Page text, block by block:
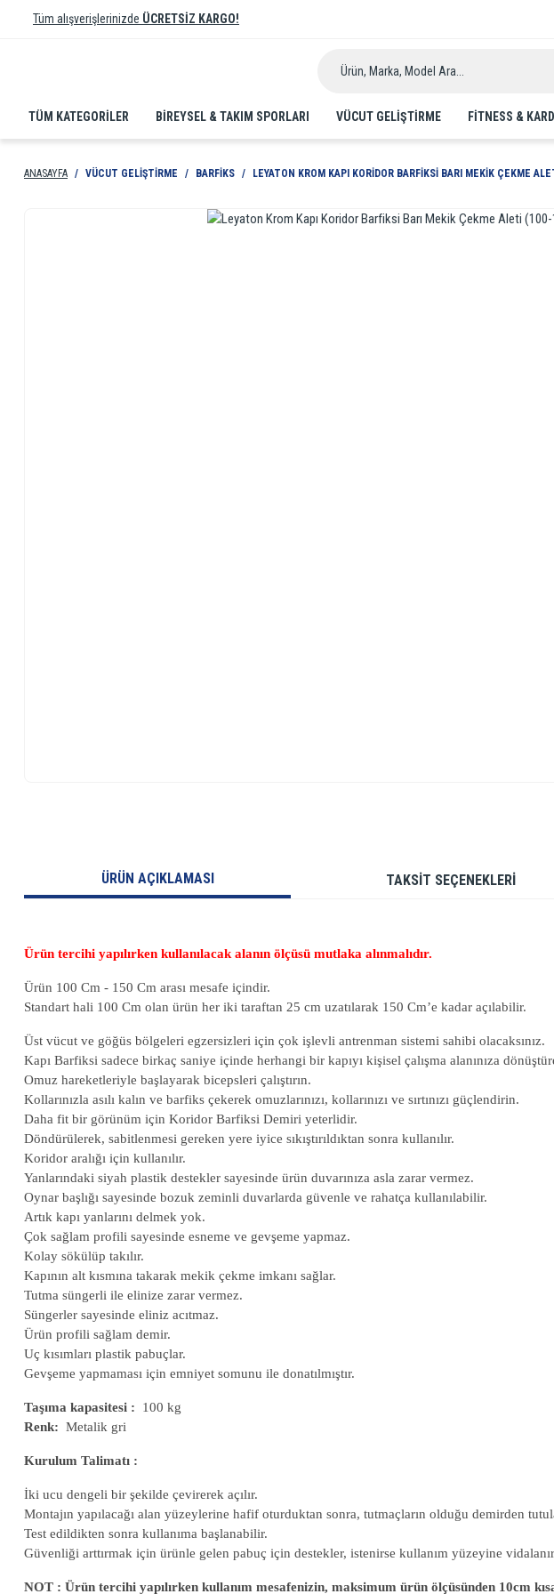
Tüm alışverişlerinizde ÜCRETSİZ KARGO!
TÜM KATEGORİLER BIREYSEL & TAKIM SPORLARI VÜCUT GELIŞTIRME FITNESS &
ANASAYFA VÜCUT GELIŞTIRME BARFIKS LEYATON KROM KAPI KORIDOR BARFIKSI BARI MEKIK ÇEKME
ÜRÜN AÇIKLAMASI TAKSİT SEÇENEKLERİ
Ürün tercihi yapılırken kullanılacak alanın ölçüsü mutlaka alınmalıdır.
Ürün 100 Cm - 150 Cm arası mesafe içindir.
Standart hali 100 Cm olan ürün her iki taraftan 25 cm uzatılarak 150 Cm’e kadar açılabilir.
Üst vücut ve göğüs bölgeleri egzersizleri için çok işlevli antrenman sistemi sahibi olacaksınız.
Kapı Barfiksi sadece birkaç saniye içinde herhangi bir kapıyı kişisel çalışma alanınıza
Omuz hareketleriyle başlayarak bicepsleri çalıştırın.
Kollarınızla asılı kalın ve barfiks çekerek omuzlarınızı, kollarınızı ve sırtınızı güçlendirin.
Daha fit bir görünüm için Koridor Barfiksi Demiri yeterlidir.
Döndürülerek, sabitlenmesi gereken yere iyice sıkıştırıldıktan sonra kullanılır.
Koridor aralığı için kullanılır.
Yanlarındaki siyah plastik destekler sayesinde ürün duvarınıza asla zarar vermez.
Oynar başlığı sayesinde bozuk zeminli duvarlarda güvenle ve rahatça kullanılabilir.
Artık kapı yanlarını delmek yok.
Çok sağlam profili sayesinde esneme ve gevşeme yapmaz.
Kolay sökülüp takılır.
Kapının alt kısmına takarak mekik çekme imkanı sağlar.
Tutma süngerli ile elinize zarar vermez.
Süngerler sayesinde eliniz acıtmaz.
Ürün profili sağlam demir.
Uç kısımları plastik pabuçlar.
Gevşeme yapmaması için emniyet somunu ile donatılmıştır.
Taşıma kapasitesi : 100 kg
Renk: Metalik gri
Kurulum Talimatı :
İki ucu dengeli bir şekilde çevirerek açılır.
Montajın yapılacağı alan yüzeylerine hafif oturduktan sonra, tutmaçların olduğu demirden
Test edildikten sonra kullanıma başlanabilir.
Güvenliği arttırmak için ürünle gelen pabuç için destekler, istenirse kullanım yüzeyine
NOT : Ürün tercihi yapılırken kullanım mesafenizin, maksimum ürün ölçüsünden 10cm